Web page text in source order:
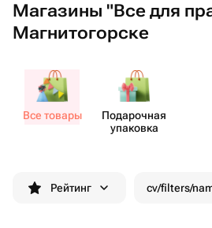
Магазины "Все для
Магнитогорске
Все товары
Пода​рочная
упаковка
Рейтинг cv/filters/